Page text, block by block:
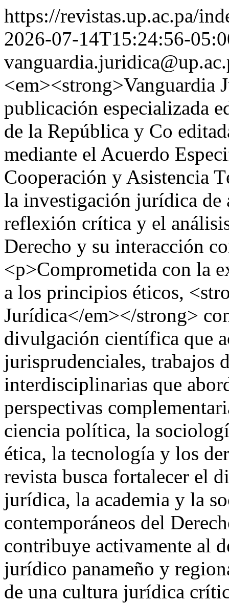
https://revistas.up.ac.pa/
2026-07-14T15:24:56-
<em><strong>Vanguardia
publicación especializada
de la República y Co
mediante el Acuerdo
Cooperación y Asistencia
la investigación jurídica
reflexión crítica y el
Derecho y su interacción
<p>Comprometida con la
a los principios éticos,
Jurídica</em></strong>
divulgación científica que
jurisprudenciales, trabajos
interdisciplinarias que
perspectivas
ciencia política, la
ética, la tecnología y los
revista busca fortalecer el
jurídica, la academia y la
contemporáneos del
contribuye activamente al
jurídico panameño y
de una cultura jurídica